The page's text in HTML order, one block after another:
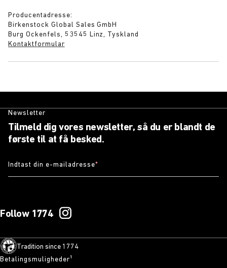
Producentadresse:
Birkenstock Global Sales GmbH
Burg Ockenfels, 53545 Linz, Tyskland
Kontaktformular
Newsletter
Tilmeld dig vores newsletter, så du er blandt de
første til at få besked.
Indtast din e-mailadresse*
Follow 1774
Tradition since 1774
Betalingsmuligheder¹